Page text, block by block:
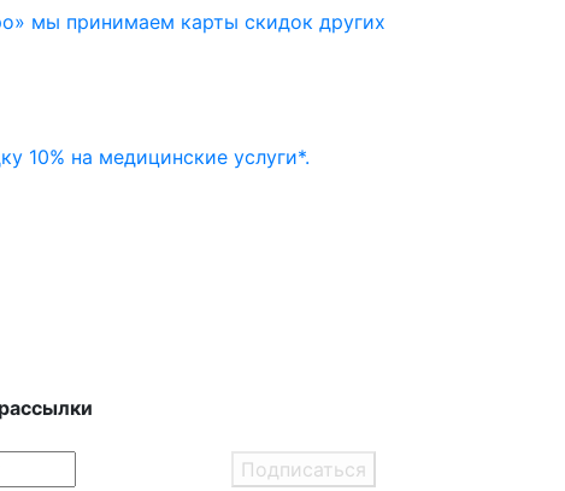
мы принимаем карты скидок других
10% на медицинские услуги*.
Подписаться